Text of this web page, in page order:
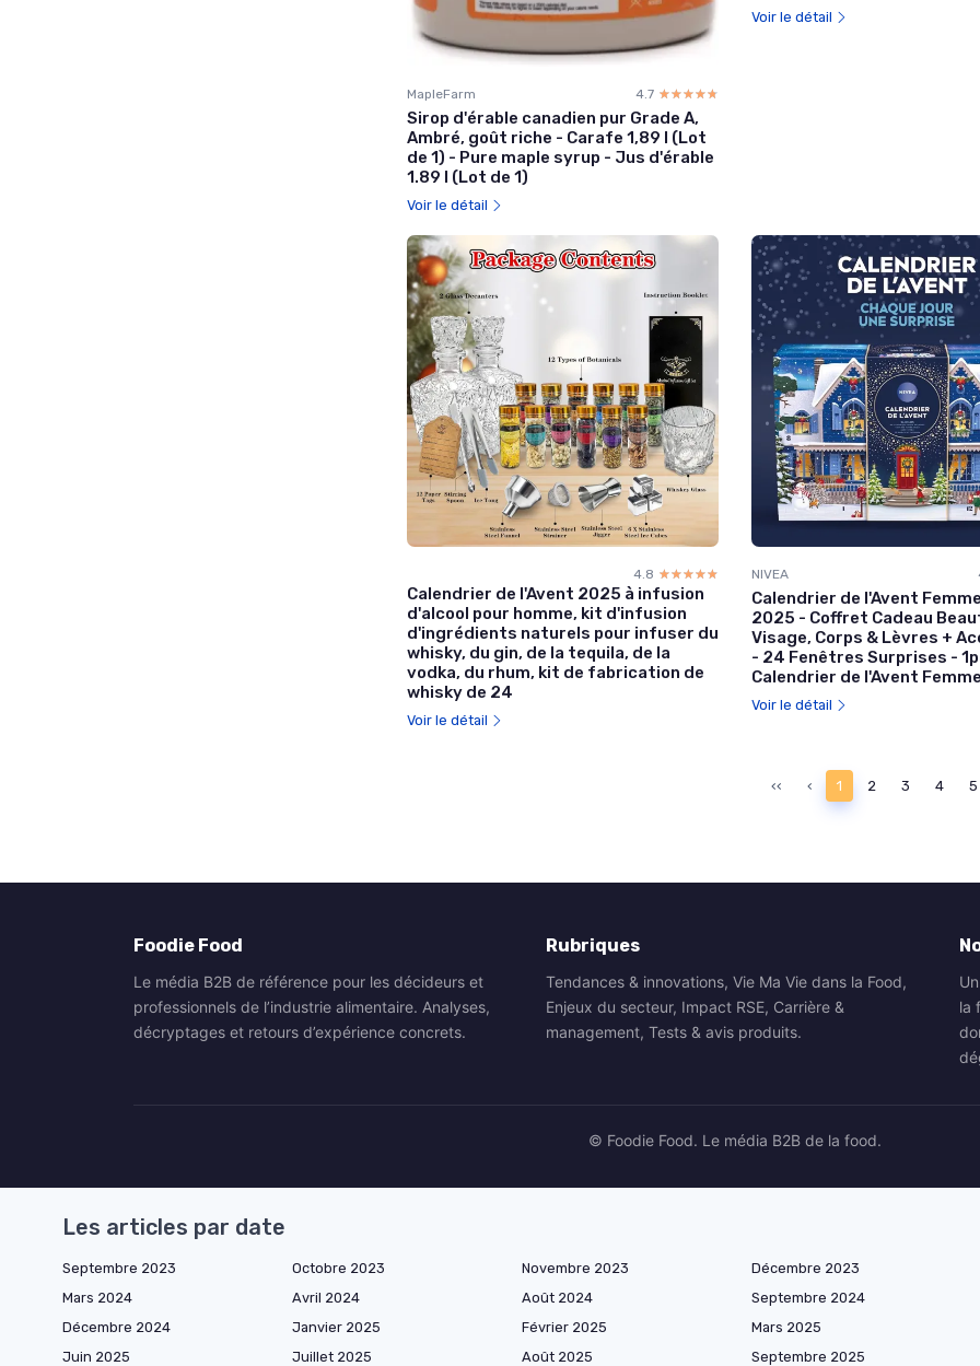
MapleFarm 4.7 ☆☆☆☆☆
★★★★★
Sirop d'érable canadien pur Grade A,
Ambré, goût riche - Carafe 1,89 l (Lot
de 1) - Pure maple syrup - Jus d'érable
1.89 l (Lot de 1)
Voir le détail
Voir le détail
4.8 ☆☆☆☆☆
★★★★★
Calendrier de l'Avent 2025 à infusion
d'alcool pour homme, kit d'infusion
d'ingrédients naturels pour infuser du
whisky, du gin, de la tequila, de la
vodka, du rhum, kit de fabrication de
whisky de 24
Voir le détail
NIVEA
Calendrier de l'Avent
2025 - Coffret Cadeau
Visage, Corps & Lèvres +
- 24 Fenêtres Surprises -
Calendrier de l'Avent
Voir le détail
‹‹ ‹ 1 2 3 4 5
Foodie Food
Le média B2B de référence pour les décideurs et
professionnels de l’industrie alimentaire. Analyses,
décryptages et retours d’expérience concrets.
Rubriques
Tendances & innovations, Vie Ma Vie dans la Food,
Enjeux du secteur, Impact RSE, Carrière &
management, Tests & avis produits.
la
© Foodie Food. Le média B2B de la food.
Les articles par date
Septembre 2023 Octobre 2023 Novembre 2023 Décembre 2023
Mars 2024
Avril 2024 Août 2024 Septembre 2024
Décembre 2024
Janvier 2025 Février 2025 Mars 2025
Juin 2025
Juillet 2025 Août 2025 Septembre 2025